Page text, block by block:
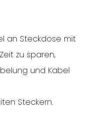
an Steckdose mit
zu sparen,
und Kabel
Steckern.